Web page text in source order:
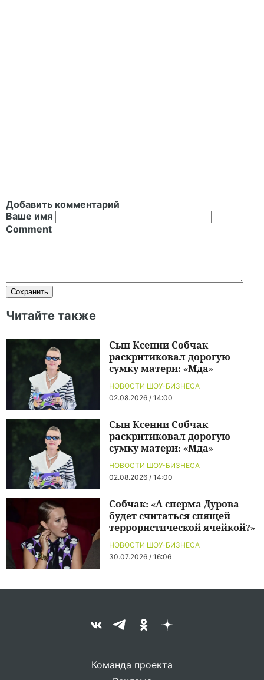
Добавить комментарий
Ваше имя
Comment
Читайте также
НОВОСТИ ШОУ-БИЗНЕСА
02.08.2026 / 14:00
Сын Ксении Собчак
раскритиковал дорогую
сумку матери: «Мда»
НОВОСТИ ШОУ-БИЗНЕСА
02.08.2026 / 14:00
Сын Ксении Собчак
раскритиковал дорогую
сумку матери: «Мда»
НОВОСТИ ШОУ-БИЗНЕСА
30.07.2026 / 16:06
Собчак: «А сперма Дурова
будет считаться спящей
террористической ячейкой?»
Команда проекта